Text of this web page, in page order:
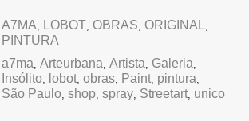
A7MA, LOBOT, OBRAS, ORIGINAL,
PINTURA
a7ma, Arteurbana, Artista, Galeria,
Insólito, lobot, obras, Paint, pintura,
São Paulo, shop, spray, Streetart, unico